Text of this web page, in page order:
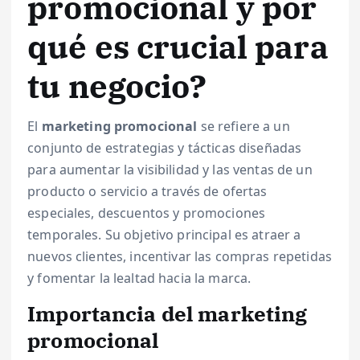
qué es crucial para
tu negocio?
El marketing promocional se refiere a un
conjunto de estrategias y tácticas diseñadas
para aumentar la visibilidad y las ventas de un
producto o servicio a través de ofertas
especiales, descuentos y promociones
temporales. Su objetivo principal es atraer a
nuevos clientes, incentivar las compras repetidas
y fomentar la lealtad hacia la marca.
Importancia del marketing
promocional